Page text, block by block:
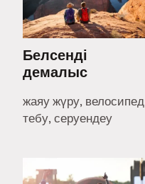
Белсенді
демалыс
жаяу жүру, велосипед
тебу, серуендеу